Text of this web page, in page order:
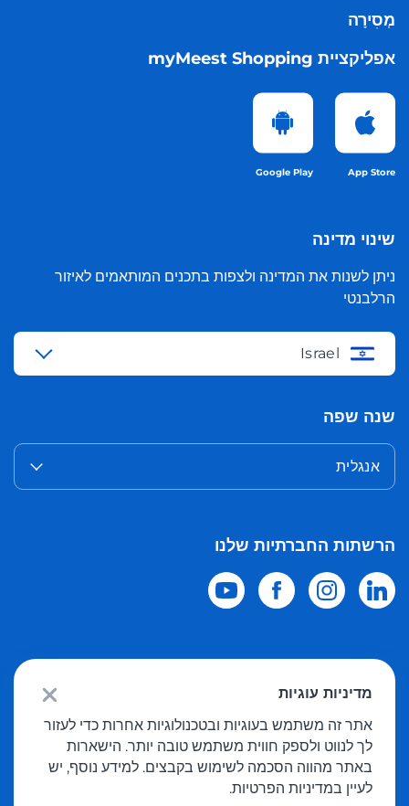
מְסִירָה
אפליקציית myMeest Shopping
App Store
Google Play
שינוי מדינה
ניתן לשנות את המדינה ולצפות בתכנים המותאמים לאיזור
הרלבנטי
Israel
שנה שפה
אנגלית
הרשתות החברתיות שלנו
מדיניות פרטיות
הצעה פומבית
מדיניות עוגיות
אתר זה משתמש בעוגיות ובטכנולוגיות אחרות כדי לעזור
לך לנווט ולספק חווית משתמש טובה יותר. הישארות
באתר מהווה הסכמה לשימוש בקבצים. למידע נוסף, יש
לעיין במדיניות הפרטיות.